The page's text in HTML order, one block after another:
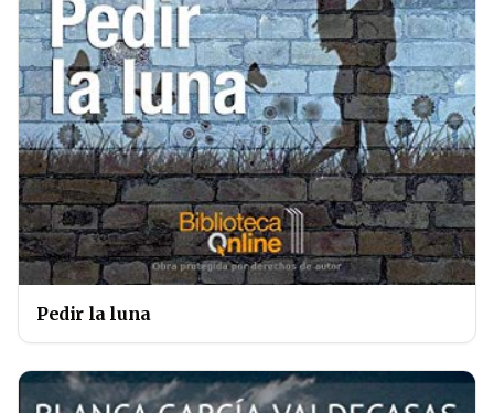
Pedir la luna